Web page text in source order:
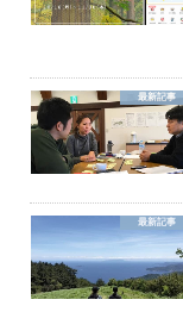
最新記事
最新記事